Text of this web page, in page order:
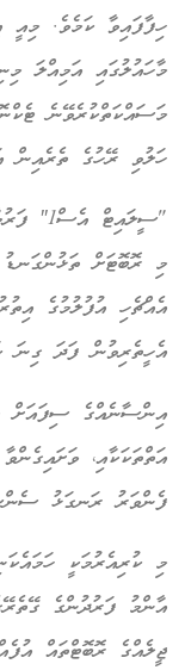
ހިފާފައިވާ ކަމެވެ. މިއީ
މާހައުލުގައި އަމިއްލަ
މަސައްކަތްކުރެވޭނެ
ހަލުވި ރޭހުގެ ތެރެއިން
މި ރޮބޮޓަށް ތަޅުންގަނޑު
އެއްޗެހި އުފުލުމުގެ
އެހީތެރިވުން ފަދަ ގިނަ
އިންސާނެއްގެ ސިފައަށް
އަތްތަކަކާއި،
ފެންވަރު ރަނގަޅު
މި ކުރިއެރުމަކީ
އާންމު ފަރުދުންގެ
ޖީލެއްގެ ރޮބޮޓްތައް